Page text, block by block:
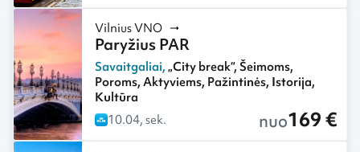
Vilnius VNO
Paryžius PAR
Savaitgaliai, „City break“, Šeimoms,
Poroms, Aktyviems, Pažintinės, Istorija,
Kultūra
10.04, sek.
nuo169 €